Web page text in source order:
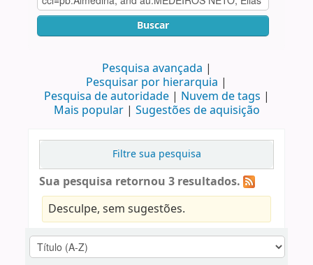
Buscar
Pesquisa avançada
Pesquisar por hierarquia
Pesquisa de autoridade
Nuvem de tags
Mais popular
Sugestões de aquisição
Filtre sua pesquisa
Sua pesquisa retornou 3 resultados.
Desculpe, sem sugestões.